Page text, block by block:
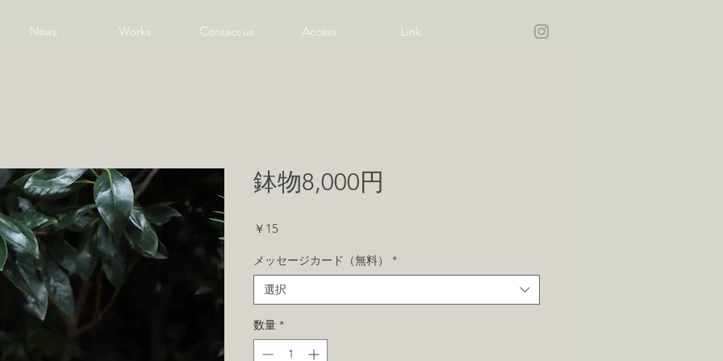
News Works Contact us Access Link
鉢物8,000円
￥15
メッセージカード（無料）
*
選択
数量 *